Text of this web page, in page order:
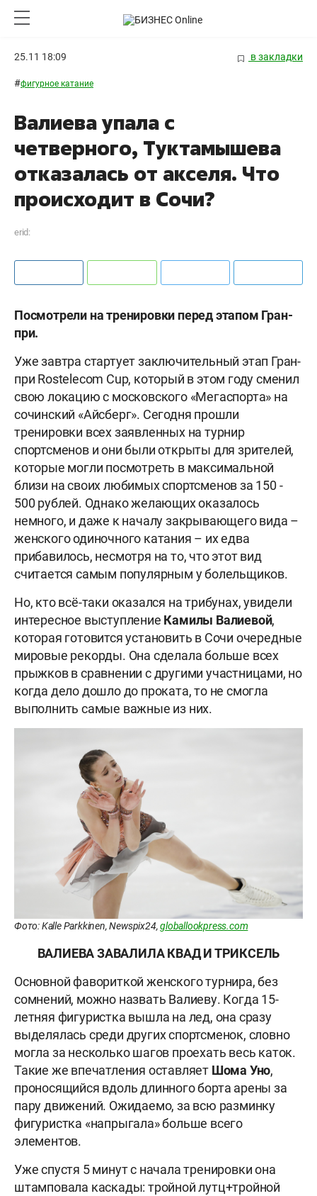
25.11 18:09 в закладки
#фигурное катание
Валиева упала с
четверного, Туктамышева
отказалась от акселя. Что
происходит в Сочи?
erid:
Посмотрели на тренировки перед этапом Гран-
при.
Уже завтра стартует заключительный этап Гран-
при Rostelecom Cup, который в этом году сменил
свою локацию с московского «Мегаспорта» на
сочинский «Айсберг». Сегодня прошли
тренировки всех заявленных на турнир
спортсменов и они были открыты для зрителей,
которые могли посмотреть в максимальной
близи на своих любимых спортсменов за 150 -
500 рублей. Однако желающих оказалось
немного, и даже к началу закрывающего вида –
женского одиночного катания – их едва
прибавилось, несмотря на то, что этот вид
считается самым популярным у болельщиков.
Но, кто всё-таки оказался на трибунах, увидели
интересное выступление Камилы Валиевой,
которая готовится установить в Сочи очередные
мировые рекорды. Она сделала больше всех
прыжков в сравнении с другими участницами, но
когда дело дошло до проката, то не смогла
выполнить самые важные из них.
Фото: Kalle Parkkinen, Newspix24,globallookpress.com
ВАЛИЕВА ЗАВАЛИЛА КВАД И ТРИКСЕЛЬ
Основной фавориткой женского турнира, без
сомнений, можно назвать Валиеву. Когда 15-
летняя фигуристка вышла на лед, она сразу
выделялась среди других спортсменок, словно
могла за несколько шагов проехать весь каток.
Такие же впечатления оставляет Шома Уно,
проносящийся вдоль длинного борта арены за
пару движений. Ожидаемо, за всю разминку
фигуристка «напрыгала» больше всего
элементов.
Уже спустя 5 минут с начала тренировки она
штамповала каскады: тройной лутц+тройной